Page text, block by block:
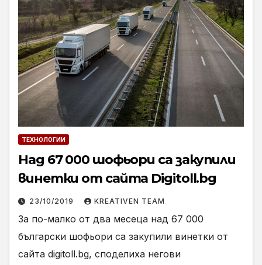
ТЕХНОЛОГИИ
Над 67 000 шофьори са закупили
винетки от сайта Digitoll.bg
23/10/2019 KREATIVEN TEAM
За по-малко от два месеца над 67 000
български шофьори са закупили винетки от
сайта digitoll.bg, споделиха негови